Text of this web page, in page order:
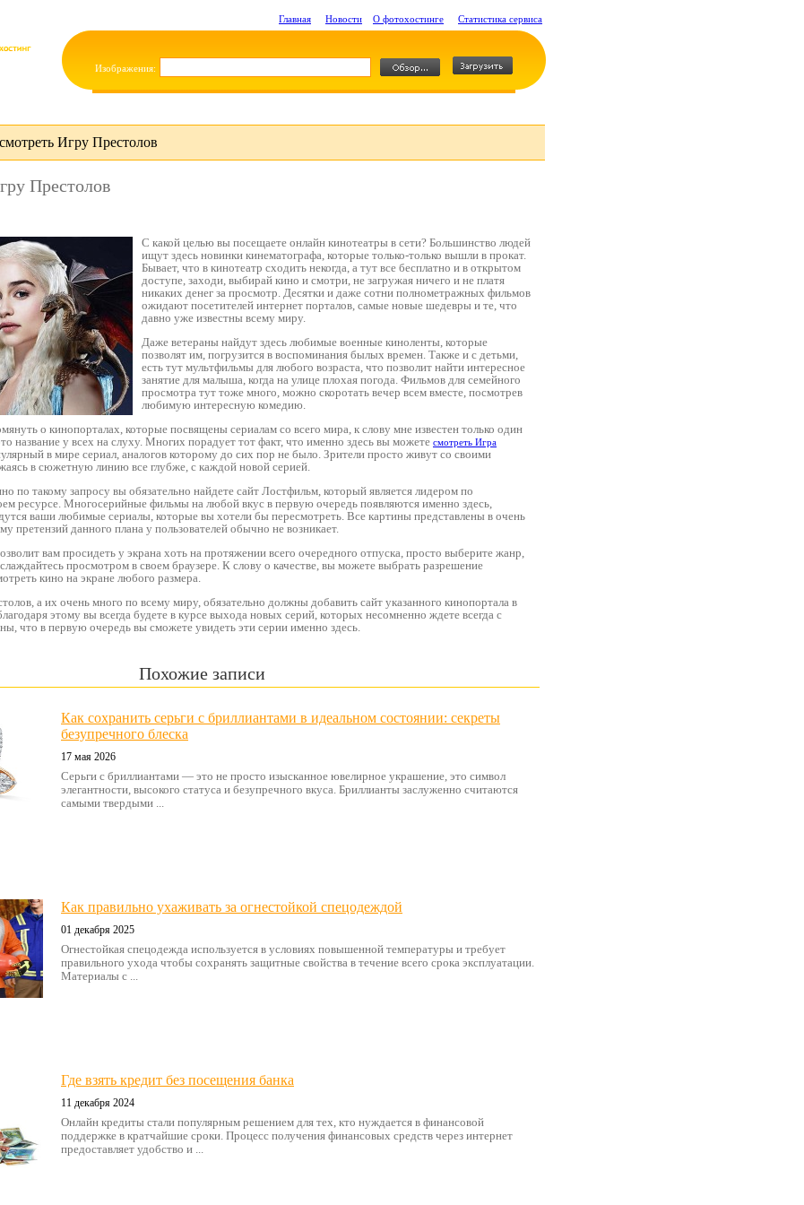
Главная Новости О фотохостинге Статистика сервиса
Изображения:
Игру Престолов
Престолов
С какой целью вы посещаете онлайн кинотеатры в сети? Большинство людей
ищут здесь новинки кинематографа, которые только-только вышли в прокат.
Бывает, что в кинотеатр сходить некогда, а тут все бесплатно и в открытом
доступе, заходи, выбирай кино и смотри, не загружая ничего и не платя
никаких денег за просмотр. Десятки и даже сотни полнометражных фильмов
ожидают посетителей интернет порталов, самые новые шедевры и те, что
давно уже известны всему миру.
Даже ветераны найдут здесь любимые военные киноленты, которые
позволят им, погрузится в воспоминания былых времен. Также и с детьми,
есть тут мультфильмы для любого возраста, что позволит найти интересное
занятие для малыша, когда на улице плохая погода. Фильмов для семейного
просмотра тут тоже много, можно скоротать вечер всем вместе, посмотрев
любимую интересную комедию.
о кинопорталах, которые посвящены сериалам со всего мира, к слову мне известен только один
название у всех на слуху. Многих порадует тот факт, что именно здесь вы можете смотреть Игра
в мире сериал, аналогов которому до сих пор не было. Зрители просто живут со своими
в сюжетную линию все глубже, с каждой новой серией.
по такому запросу вы обязательно найдете сайт Лостфильм, который является лидером по
ресурсе. Многосерийные фильмы на любой вкус в первую очередь появляются именно здесь,
ваши любимые сериалы, которые вы хотели бы пересмотреть. Все картины представлены в очень
претензий данного плана у пользователей обычно не возникает.
вам просидеть у экрана хоть на протяжении всего очередного отпуска, просто выберите жанр,
просмотром в своем браузере. К слову о качестве, вы можете выбрать разрешение
кино на экране любого размера.
а их очень много по всему миру, обязательно должны добавить сайт указанного кинопортала в
этому вы всегда будете в курсе выхода новых серий, которых несомненно ждете всегда с
что в первую очередь вы сможете увидеть эти серии именно здесь.
Похожие записи
Как сохранить серьги с бриллиантами в идеальном состоянии: секреты
безупречного блеска
17 мая 2026
Серьги с бриллиантами — это не просто изысканное ювелирное украшение, это символ
элегантности, высокого статуса и безупречного вкуса. Бриллианты заслуженно считаются
самыми твердыми ...
Как правильно ухаживать за огнестойкой спецодеждой
01 декабря 2025
Огнестойкая спецодежда используется в условиях повышенной температуры и требует
правильного ухода чтобы сохранять защитные свойства в течение всего срока эксплуатации.
Материалы с ...
Где взять кредит без посещения банка
11 декабря 2024
Онлайн кредиты стали популярным решением для тех, кто нуждается в финансовой
поддержке в кратчайшие сроки. Процесс получения финансовых средств через интернет
предоставляет удобство и ...